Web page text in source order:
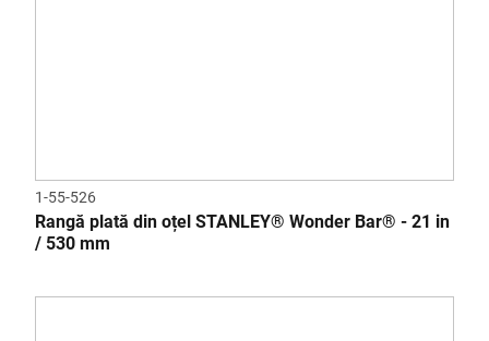
1-55-526
Rangă plată din oțel STANLEY® Wonder Bar® - 21 in
/ 530 mm